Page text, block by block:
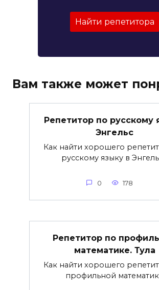
Найти репетитора
Вам также может
Репетитор по русскому
Энгельс
Как найти хорошего
русскому языку в
0 178
Репетитор по
математике. Тула
Как найти хорошего
профильной